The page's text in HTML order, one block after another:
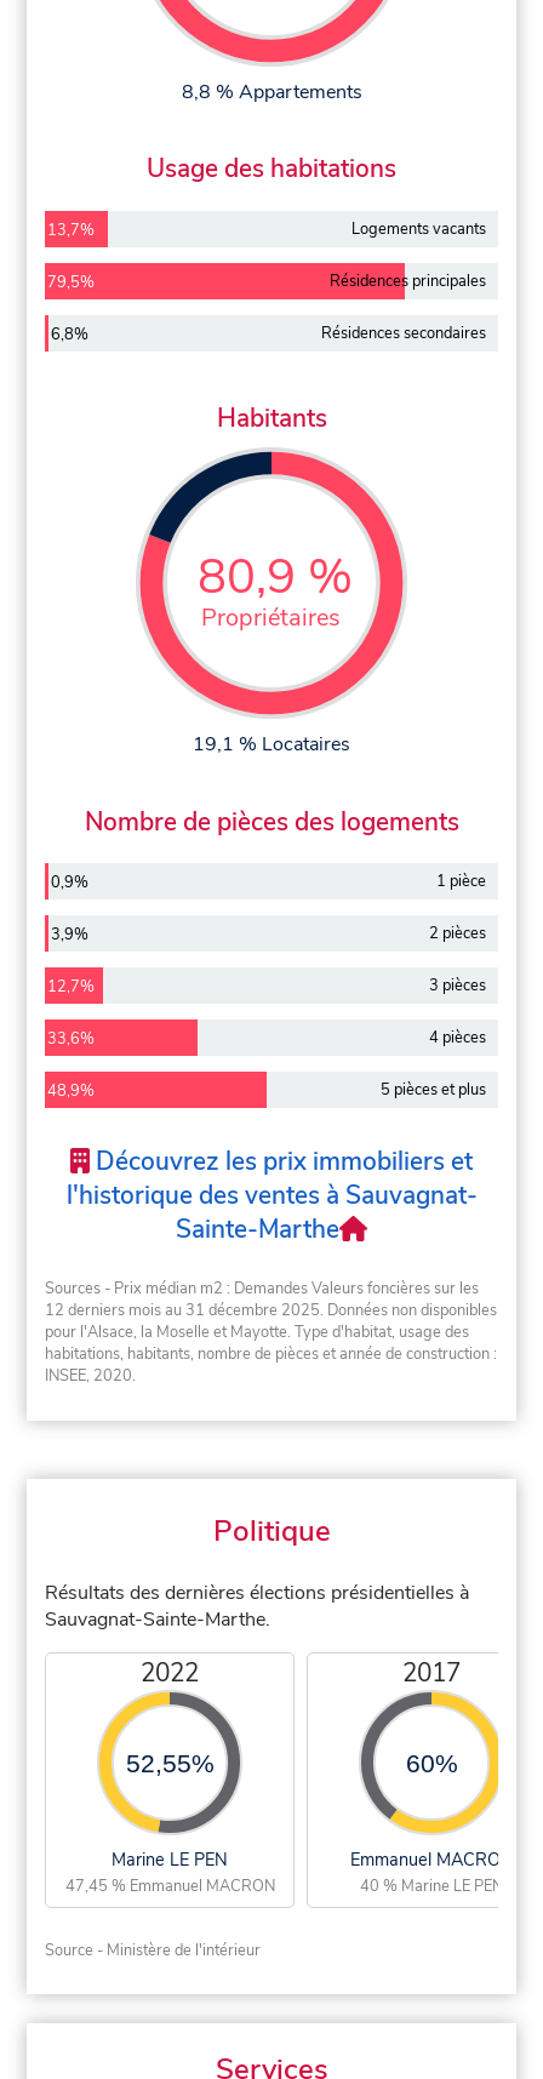
8,8 % Appartements
Usage des habitations
13,7% Logements vacants
79,5% Résidences principales
6,8% Résidences secondaires
Habitants
80,9 %
Propriétaires
19,1 % Locataires
Nombre de pièces des logements
0,9% 1 pièce
3,9% 2 pièces
12,7% 3 pièces
33,6% 4 pièces
48,9% 5 pièces et plus
Découvrez les prix immobiliers et
l'historique des ventes à Sauvagnat-
Sainte-Marthe
Sources - Prix médian m2 : Demandes Valeurs foncières sur les
12 derniers mois au 31 décembre 2025. Données non disponibles
pour l'Alsace, la Moselle et Mayotte. Type d'habitat, usage des
habitations, habitants, nombre de pièces et année de construction :
INSEE, 2020.
Politique
Résultats des dernières élections présidentielles à
Sauvagnat-Sainte-Marthe.
2022
52,55%
Marine LE PEN
47,45 % Emmanuel MACRON
2017
60%
Emmanuel MACRON
40 % Marine LE PEN
Source - Ministère de l'intérieur
Services